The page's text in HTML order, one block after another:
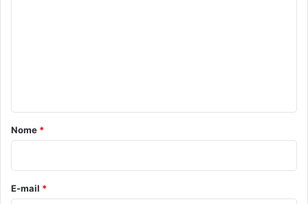
r
o
*
Nome *
E-mail *